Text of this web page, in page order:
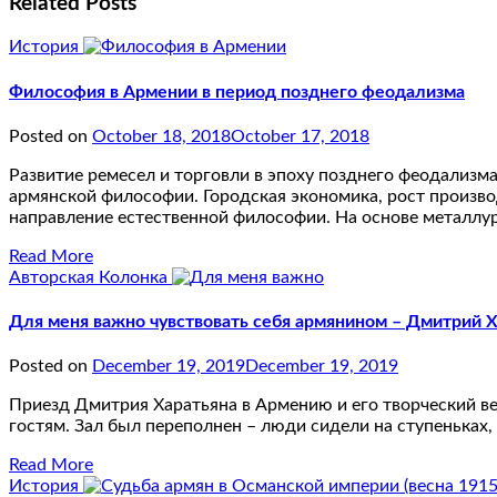
История
Философия в Армении в период позднего феодализма
Posted on October 18, 2018October 17, 2018
Развитие ремесел и торговли в эпоху позднего
армянской философии. Городская экономика, рост
направление естественной философии. На основе
Read More
Авторская Колонка
Для меня важно чувствовать себя армянином – Дмитрий
Posted on December 19, 2019December 19, 2019
Приезд Дмитрия Харатьяна в Армению и его творческий
гостям. Зал был переполнен – люди сидели на
Read More
История